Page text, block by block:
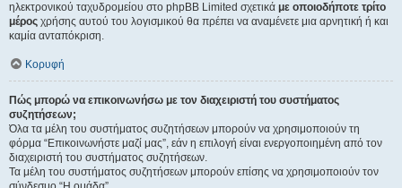
ηλεκτρονικού ταχυδρομείου στο phpBB Limited σχετικά με οποιοδήποτε τρίτο
μέρος χρήσης αυτού του λογισμικού θα πρέπει να αναμένετε μια αρνητική ή και
καμία ανταπόκριση.
Κορυφή
Πώς μπορώ να επικοινωνήσω με τον διαχειριστή του συστήματος
συζητήσεων;
Όλα τα μέλη του συστήματος συζητήσεων μπορούν να χρησιμοποιούν τη
φόρμα “Επικοινωνήστε μαζί μας”, εάν η επιλογή είναι ενεργοποιημένη από τον
διαχειριστή του συστήματος συζητήσεων.
Τα μέλη του συστήματος συζητήσεων μπορούν επίσης να χρησιμοποιούν τον